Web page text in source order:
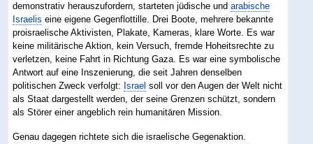
demonstrativ herauszufordern, starteten jüdische undarabische
Israelis eine eigene Gegenflottille. Drei Boote, mehrere bekannte
proisraelische Aktivisten, Plakate, Kameras, klare Worte. Es war
keine militärische Aktion, kein Versuch, fremde Hoheitsrechte zu
verletzen, keine Fahrt in Richtung Gaza. Es war eine symbolische
Antwort auf eine Inszenierung, die seit Jahren denselben
politischen Zweck verfolgt: Israel soll vor den Augen der Welt nicht
als Staat dargestellt werden, der seine Grenzen schützt, sondern
als Störer einer angeblich rein humanitären Mission.
Genau dagegen richtete sich die israelische Gegenaktion.